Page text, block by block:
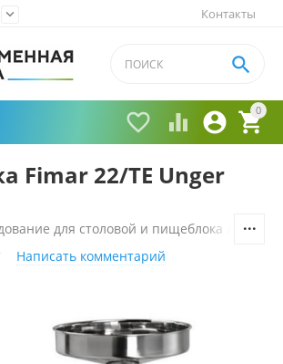
Контакты

0


 

Fimar 22/TE Unger
для столовой и пищеблока
Написать комментарий